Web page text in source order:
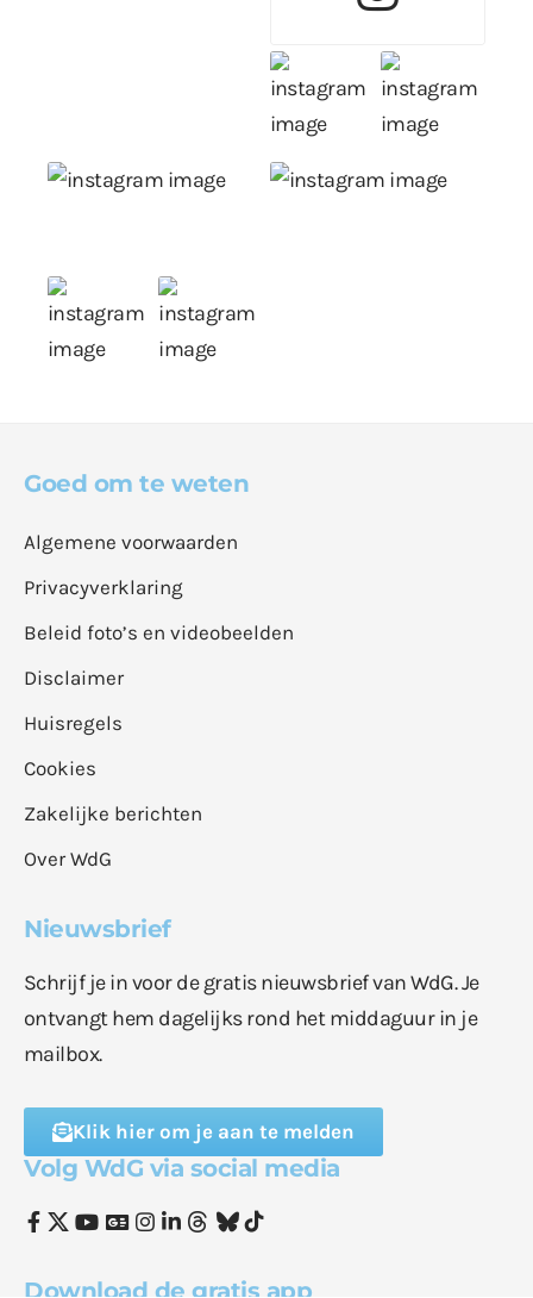
Goed om te weten
Algemene voorwaarden
Privacyverklaring
Beleid foto’s en videobeelden
Disclaimer
Huisregels
Cookies
Zakelijke berichten
Over WdG
Nieuwsbrief
Schrijf je in voor de gratis nieuwsbrief van WdG. Je
ontvangt hem dagelijks rond het middaguur in je
mailbox.
Klik hier om je aan te melden
Volg WdG via social media
Download de gratis app